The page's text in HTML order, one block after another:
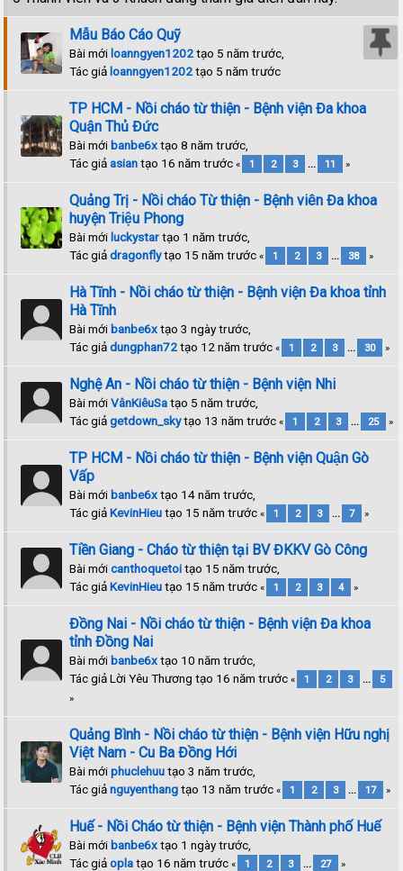
Mẫu Báo Cáo Quỹ
Bài mới loanngyen1202tạo 5 năm trước,
Tác giả loanngyen1202tạo 5 năm trước
TP HCM - Nồi cháo từ thiện - Bệnh viện Đa khoa
Quận Thủ Đức
Bài mới banbe6xtạo 8 năm trước,
Tác giảasiantạo 16 năm trước« 1 2 3 ... 11 »
Quảng Trị - Nồi cháo Từ thiện - Bệnh viên Đa khoa
huyện Triệu Phong
Bài mới luckystartạo 1 năm trước,
Tác giảdragonflytạo 15 năm trước« 1 2 3 ... 38 »
Hà Tĩnh - Nồi cháo từ thiện - Bệnh viện Đa khoa tỉnh
Hà Tĩnh
Bài mới banbe6xtạo 3 ngày trước,
Tác giảdungphan72tạo 12 năm trước« 1 2 3 ... 30 »
Nghệ An - Nồi cháo từ thiện - Bệnh viện Nhi
Bài mớiVânKiêuSatạo 5 năm trước,
Tác giảgetdown_skytạo 13 năm trước« 1 2 3 ... 25 »
TP HCM - Nồi cháo từ thiện - Bệnh viện Quận Gò
Vấp
Bài mới banbe6xtạo 14 năm trước,
Tác giảKevinHieutạo 15 năm trước« 1 2 3 ... 7 »
Tiền Giang - Cháo từ thiện tại BV ĐKKV Gò Công
Bài mớicanthoquetoitạo 15 năm trước,
Tác giảKevinHieutạo 15 năm trước« 1 2 3 4 »
Đồng Nai - Nồi cháo từ thiện - Bệnh viện Đa khoa
tỉnh Đồng Nai
Bài mới banbe6xtạo 10 năm trước,
Tác giả Lời Yêu Thương tạo 16 năm trước« 1 2 3 ...
5
»
Quảng Bình - Nồi cháo từ thiện - Bệnh viện Hữu nghị
Việt Nam - Cu Ba Đồng Hới
Bài mớiphuclehuutạo 3 năm trước,
Tác giảnguyenthangtạo 13 năm trước« 1 2 3 ... 17 »
Huế - Nồi Cháo từ thiện - Bệnh viện Thành phố Huế
Bài mới banbe6xtạo 1 ngày trước,
Tác giảoplatạo 16 năm trước« 1 2 3 ... 27 »